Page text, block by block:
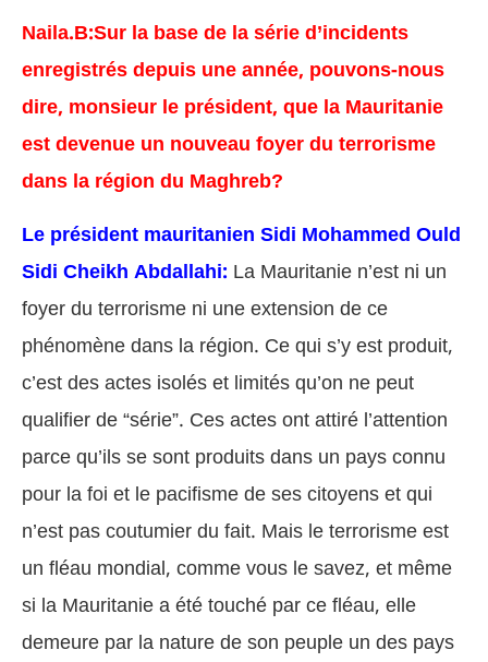
Naila.B:Sur la base de la série d’incidents
enregistrés depuis une année, pouvons-nous
dire, monsieur le président, que la Mauritanie
est devenue un nouveau foyer du terrorisme
dans la région du Maghreb?
Le président mauritanien Sidi Mohammed Ould
Sidi Cheikh Abdallahi:La Mauritanie n’est ni un
foyer du terrorisme ni une extension de ce
phénomène dans la région. Ce qui s’y est produit,
c’est des actes isolés et limités qu’on ne peut
qualifier de “série”. Ces actes ont attiré l’attention
parce qu’ils se sont produits dans un pays connu
pour la foi et le pacifisme de ses citoyens et qui
n’est pas coutumier du fait. Mais le terrorisme est
un fléau mondial, comme vous le savez, et même
si la Mauritanie a été touché par ce fléau, elle
demeure par la nature de son peuple un des pays